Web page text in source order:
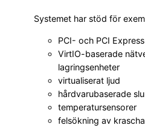
Systemet har stöd för
PCI- och PCI
VirtIO-baserade
lagringsenheter
virtualiserat ljud
hårdvarubaserade
temperatursensorer
felsökning av